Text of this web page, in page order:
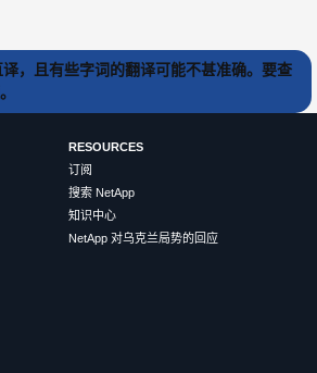
，且有些字词的翻译可能不甚准确。要查
RESOURCES
订阅
搜索 NetApp
知识中心
NetApp 对乌克兰局势的回应